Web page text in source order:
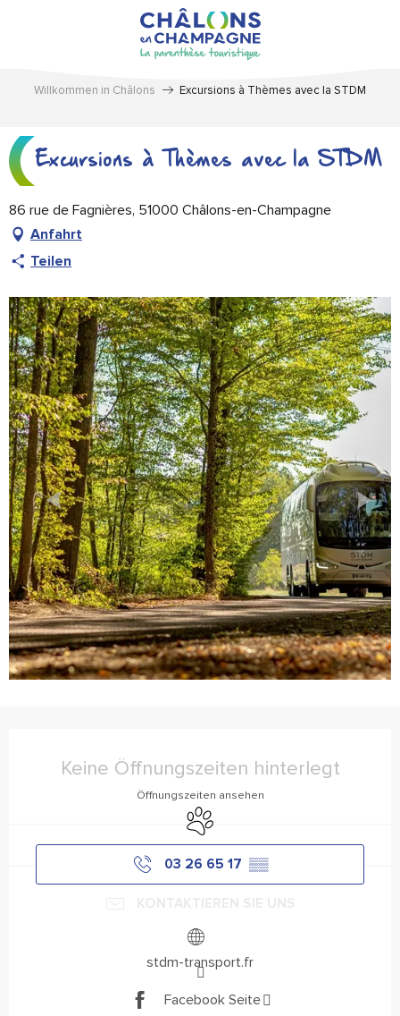
Willkommen in Châlons Excursions à Thèmes avec la STDM
Excursions à Thèmes avec la STDM
86 rue de Fagnières, 51000 Châlons-en-Champagne
Anfahrt
Teilen
Keine Öffnungszeiten hinterlegt
Öffnungszeiten ansehen
Tiere erlaubt
03 26 65 17 ▒▒
stdm-transport.fr
Facebook Seite